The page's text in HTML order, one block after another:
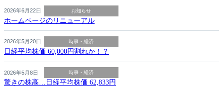
2026年6月22日 お知らせ
ホームページのリニューアル
2026年5月20日 時事・経済
日経平均株価 60,000円割れか！？
2026年5月8日 時事・経済
驚きの株高…日経平均株価 62,833円